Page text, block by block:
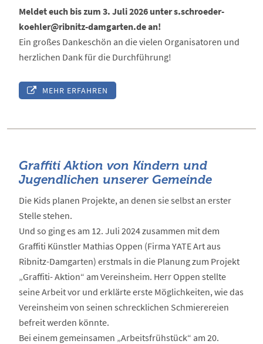
Meldet euch bis zum 3. Juli 2026 unter s.schroeder-
koehler@ribnitz-damgarten.de an!
Ein großes Dankeschön an die vielen Organisatoren und
herzlichen Dank für die Durchführung!
MEHR ERFAHREN
Graffiti Aktion von Kindern und
Jugendlichen unserer Gemeinde
Die Kids planen Projekte, an denen sie selbst an erster
Stelle stehen.
Und so ging es am 12. Juli 2024 zusammen mit dem
Graffiti Künstler Mathias Oppen (Firma YATE Art aus
Ribnitz-Damgarten) erstmals in die Planung zum Projekt
„Graffiti- Aktion“ am Vereinsheim. Herr Oppen stellte
seine Arbeit vor und erklärte erste Möglichkeiten, wie das
Vereinsheim von seinen schrecklichen Schmierereien
befreit werden könnte.
Bei einem gemeinsamen „Arbeitsfrühstück“ am 20.